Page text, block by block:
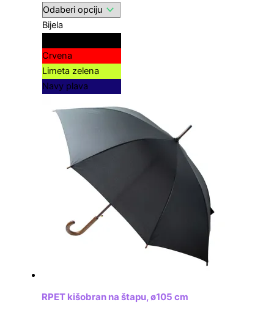
Bijela
Crvena
Limeta zelena
Navy plava
RPET kišobran na štapu, ø105 cm